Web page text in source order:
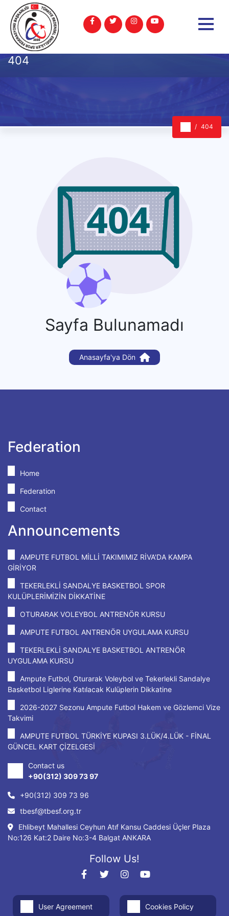
404
404
Sayfa Bulunamadı
Anasayfa'ya Dön
Federation
Home
Federation
Contact
Announcements
AMPUTE FUTBOL MİLLİ TAKIMIMIZ RİVA'DA KAMPA
GİRİYOR
TEKERLEKLİ SANDALYE BASKETBOL SPOR
KULÜPLERİMİZİN DİKKATİNE
OTURARAK VOLEYBOL ANTRENÖR KURSU
AMPUTE FUTBOL ANTRENÖR UYGULAMA KURSU
TEKERLEKLİ SANDALYE BASKETBOL ANTRENÖR
UYGULAMA KURSU
Ampute Futbol, Oturarak Voleybol ve Tekerlekli Sandalye
Basketbol Liglerine Katılacak Kulüplerin Dikkatine
2026-2027 Sezonu Ampute Futbol Hakem ve Gözlemci Vize
Takvimi
AMPUTE FUTBOL TÜRKİYE KUPASI 3.LÜK/4.LÜK - FİNAL
GÜNCEL KART ÇİZELGESİ
Contact us
+90(312) 309 73 97
+90(312) 309 73 96
tbesf@tbesf.org.tr
Ehlibeyt Mahallesi Ceyhun Atıf Kansu Caddesi Üçler Plaza
No:126 Kat:2 Daire No:3-4 Balgat ANKARA
Follow Us!
User Agreement Cookies Policy